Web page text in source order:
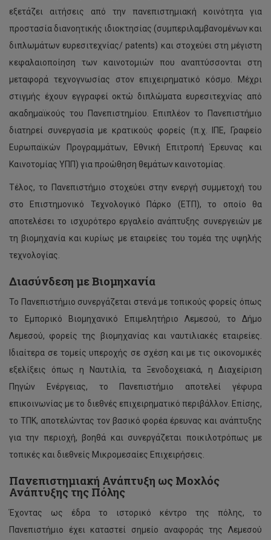
εξετάζει αιτήσεις από την πανεπιστημιακή κοινότητα για
προστασία διανοητικής ιδιοκτησίας (συμπεριλαμβανομένων και
διπλωμάτων ευρεσιτεχνίας/ patents) και στοχεύει στη μέγιστη
κεφαλαιοποίηση των καινοτομιών που αναπτύσσονται στη
μεταφορά τεχνογνωσίας στον επιχειρηματικό κόσμο. Μέχρι
στιγμής έχουν εγγραφεί οκτώ διπλώματα ευρεσιτεχνίας από
ακαδημαϊκούς του Πανεπιστημίου. Επιπλέον το Πανεπιστήμιο
διατηρεί συνεργασία με κρατικούς φορείς (π.χ. ΙΠΕ, Γραφείο
Ευρωπαϊκών Προγραμμάτων, Εθνική Επιτροπή Έρευνας και
Καινοτομίας ΥΠΠ) για προώθηση θεμάτων καινοτομίας.
Τέλος, το Πανεπιστήμιο στοχεύει στην ενεργή συμμετοχή του
στο Επιστημονικό Τεχνολογικό Πάρκο (ΕΤΠ), το οποίο θα
αποτελέσει το ισχυρότερο εργαλείο ανάπτυξης συνεργειών με
τη βιομηχανία και κυρίως με εταιρείες του τομέα της υψηλής
τεχνολογίας.
Διασύνδεση με Βιομηχανία
Το Πανεπιστήμιο συνεργάζεται στενά με τοπικούς φορείς όπως
το Εμπορικό Βιομηχανικό Επιμελητήριο Λεμεσού, το Δήμο
Λεμεσού, φορείς της βιομηχανίας και ναυτιλιακές εταιρείες.
Ιδιαίτερα σε τομείς υπεροχής σε σχέση και με τις οικονομικές
εξελίξεις όπως η Ναυτιλία, τα Ξενοδοχειακά, η Διαχείριση
Πηγών Ενέργειας, το Πανεπιστήμιο αποτελεί γέφυρα
επικοινωνίας με το διεθνές επιχειρηματικό περιβάλλον. Επίσης,
το ΤΠΚ, αποτελώντας τον βασικό φορέα έρευνας και ανάπτυξης
για την περιοχή, βοηθά και συνεργάζεται ποικιλοτρόπως με
τοπικές και διεθνείς Μικρομεσαίες Επιχειρήσεις.
Πανεπιστημιακή Ανάπτυξη ως Μοχλός
Ανάπτυξης της Πόλης
Έχοντας ως έδρα το ιστορικό κέντρο της πόλης, το
Πανεπιστήμιο έχει καταστεί σημείο αναφοράς της Λεμεσού